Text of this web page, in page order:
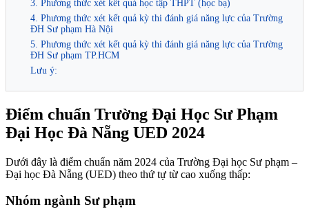
3. Phương thức xét kết quả học tập THPT (học bạ)
4. Phương thức xét kết quả kỳ thi đánh giá năng lực của Trường
ĐH Sư phạm Hà Nội
5. Phương thức xét kết quả kỳ thi đánh giá năng lực của Trường
ĐH Sư phạm TP.HCM
Lưu ý:
Điểm chuẩn Trường Đại Học Sư Phạm
Đại Học Đà Nẵng UED 2024
Dưới đây là điểm chuẩn năm 2024 của Trường Đại học Sư phạm –
Đại học Đà Nẵng (UED) theo thứ tự từ cao xuống thấp:
Nhóm ngành Sư phạm